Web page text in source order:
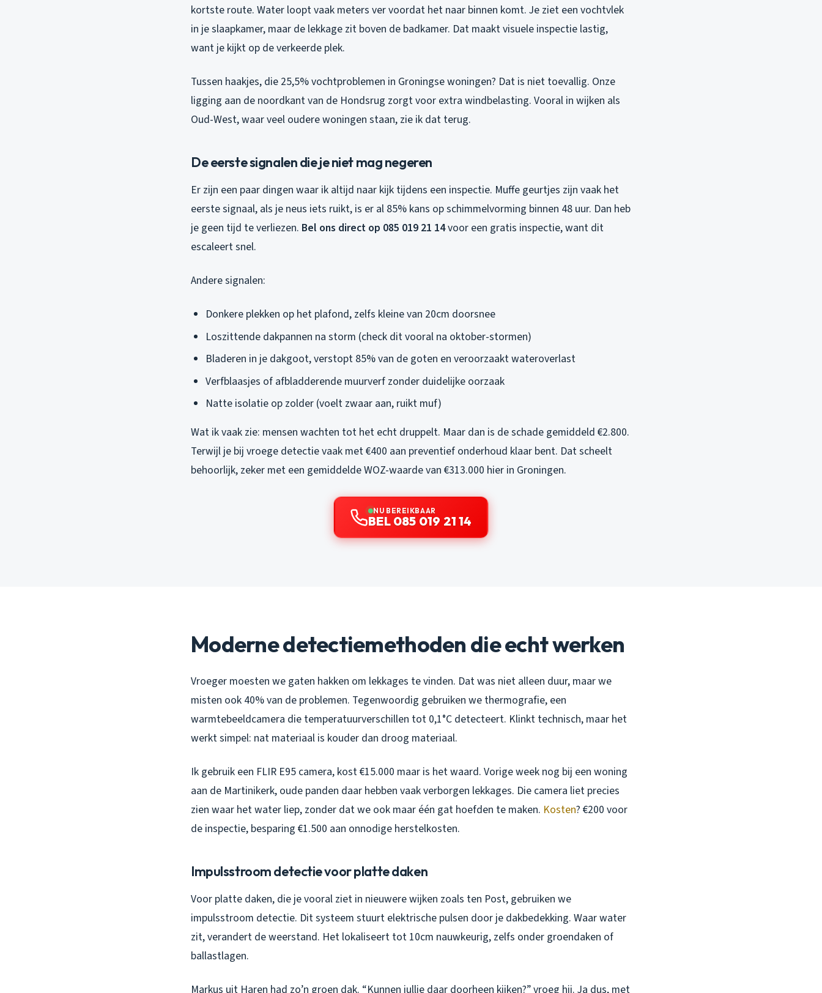
kortste route. Water loopt vaak meters ver voordat het naar binnen komt. Je ziet een vochtvlek
in je slaapkamer, maar de lekkage zit boven de badkamer. Dat maakt visuele inspectie lastig,
want je kijkt op de verkeerde plek.
Tussen haakjes, die 25,5% vochtproblemen in Groningse woningen? Dat is niet toevallig. Onze
ligging aan de noordkant van de Hondsrug zorgt voor extra windbelasting. Vooral in wijken als
Oud-West, waar veel oudere woningen staan, zie ik dat terug.
De eerste signalen die je niet mag negeren
Er zijn een paar dingen waar ik altijd naar kijk tijdens een inspectie. Muffe geurtjes zijn vaak het
eerste signaal, als je neus iets ruikt, is er al 85% kans op schimmelvorming binnen 48 uur. Dan heb
je geen tijd te verliezen. Bel ons direct op 085 019 21 14voor een gratis inspectie, want dit
escaleert snel.
Andere signalen:
Donkere plekken op het plafond, zelfs kleine van 20cm doorsnee
Loszittende dakpannen na storm (check dit vooral na oktober-stormen)
Bladeren in je dakgoot, verstopt 85% van de goten en veroorzaakt wateroverlast
Verfblaasjes of afbladderende muurverf zonder duidelijke oorzaak
Natte isolatie op zolder (voelt zwaar aan, ruikt muf)
Wat ik vaak zie: mensen wachten tot het echt druppelt. Maar dan is de schade gemiddeld €2.800.
Terwijl je bij vroege detectie vaak met €400 aan preventief onderhoud klaar bent. Dat scheelt
behoorlijk, zeker met een gemiddelde WOZ-waarde van €313.000 hier in Groningen.
NU BEREIKBAAR
BEL 085 019 21 14
Moderne detectiemethoden die echt werken
Vroeger moesten we gaten hakken om lekkages te vinden. Dat was niet alleen duur, maar we
misten ook 40% van de problemen. Tegenwoordig gebruiken we thermografie, een
warmtebeeldcamera die temperatuurverschillen tot 0,1°C detecteert. Klinkt technisch, maar het
werkt simpel: nat materiaal is kouder dan droog materiaal.
Ik gebruik een FLIR E95 camera, kost €15.000 maar is het waard. Vorige week nog bij een woning
aan de Martinikerk, oude panden daar hebben vaak verborgen lekkages. Die camera liet precies
zien waar het water liep, zonder dat we ook maar één gat hoefden te maken. Kosten? €200 voor
de inspectie, besparing €1.500 aan onnodige herstelkosten.
Impulsstroom detectie voor platte daken
Voor platte daken, die je vooral ziet in nieuwere wijken zoals ten Post, gebruiken we
impulsstroom detectie. Dit systeem stuurt elektrische pulsen door je dakbedekking. Waar water
zit, verandert de weerstand. Het lokaliseert tot 10cm nauwkeurig, zelfs onder groendaken of
ballastlagen.
Markus uit Haren had zo’n groen dak. “Kunnen jullie daar doorheen kijken?” vroeg hij. Ja dus, met